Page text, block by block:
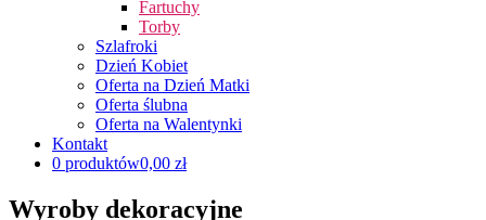
Fartuchy
Torby
Szlafroki
Dzień Kobiet
Oferta na Dzień Matki
Oferta ślubna
Oferta na Walentynki
Kontakt
0 produktów0,00 zł
Wyroby dekoracyjne